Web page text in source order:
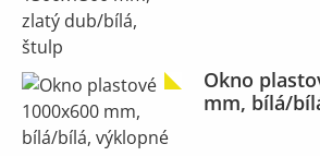
Okno
mm, bílá/